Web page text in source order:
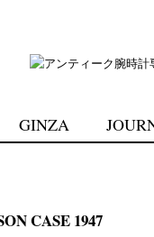
GINZA
CASE 1947